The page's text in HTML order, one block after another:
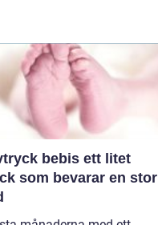
bebis ett litet
som bevarar en stor